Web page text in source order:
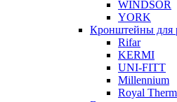
WINDSOR
YORK
Кронштейны для
Rifar
KERMI
UNI-FITT
Millennium
Royal